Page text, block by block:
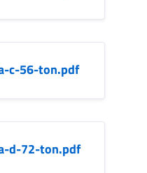
c-56-ton.pdf
d-72-ton.pdf